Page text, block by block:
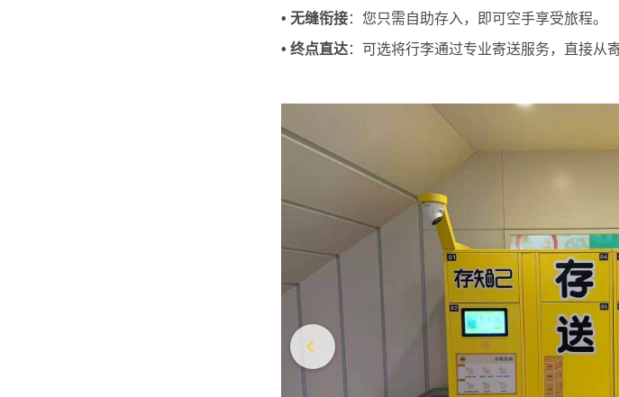
• 无缝衔接：您只需自助存入，即可空手享受旅程。
• 终点直达：可选将行李通过专业寄送服务，直接从